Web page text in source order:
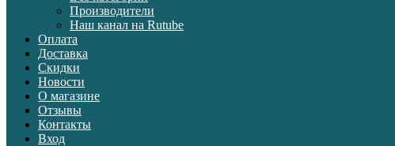
Производители
Наш канал на Rutube
Оплата
Доставка
Скидки
Новости
О магазине
Отзывы
Контакты
Вход